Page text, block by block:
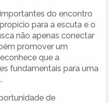
do encontro
para a escuta e o
não apenas conectar
promover um
que a
fundamentais para uma
de